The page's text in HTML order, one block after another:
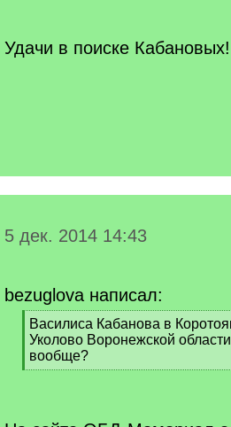
Удачи в поиске Кабановых!
5 дек. 2014 14:43
bezuglova написал:
[
q
]
Василиса Кабанова в
Уколово Воронежской
вообще?
[